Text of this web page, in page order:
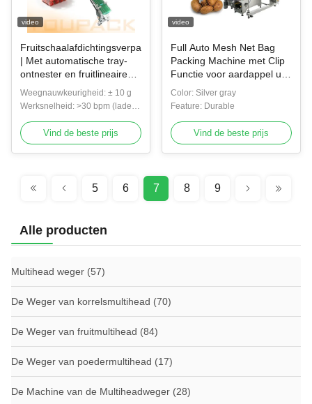
video
Fruitschaalafdichtingsverpakkingslijn
| Met automatische tray-
ontnester en fruitlineaire
weger
Weegnauwkeurigheid: ± 10 g
Werksnelheid: >30 bpm (laden
per minuut)
Vind de beste prijs
video
Full Auto Mesh Net Bag
Packing Machine met Clip
Functie voor aardappel ui
knoflook oranje groenten
Mesh Bag Packing
Color: Silver gray
Feature: Durable
Vind de beste prijs
5 6 7 8 9
Alle producten
Multihead weger (57)
De Weger van korrelsmultihead (70)
De Weger van fruitmultihead (84)
De Weger van poedermultihead (17)
De Machine van de Multiheadweger (28)